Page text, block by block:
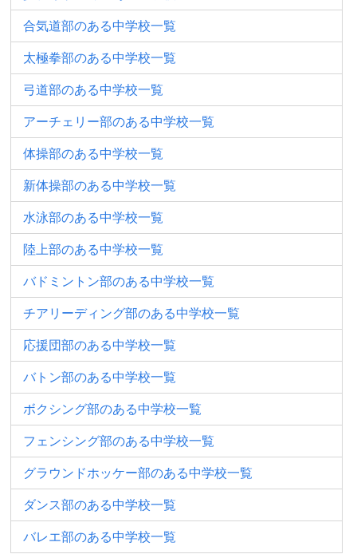
合気道部のある中学校一覧
太極拳部のある中学校一覧
弓道部のある中学校一覧
アーチェリー部のある中学校一覧
体操部のある中学校一覧
新体操部のある中学校一覧
水泳部のある中学校一覧
陸上部のある中学校一覧
バドミントン部のある中学校一覧
チアリーディング部のある中学校一覧
応援団部のある中学校一覧
バトン部のある中学校一覧
ボクシング部のある中学校一覧
フェンシング部のある中学校一覧
グラウンドホッケー部のある中学校一覧
ダンス部のある中学校一覧
バレエ部のある中学校一覧